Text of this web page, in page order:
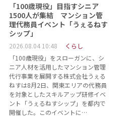
「100歳現役」目指すシニア
1500人が集結 マンション管
理代務員イベント「うぇるねす
シップ」
2026.08.04 10:48
くらし
「100歳現役」をスローガンに、シ
ニア人材を活用したマンション管理
代行事業を展開する株式会社うぇる
ねすは8月2日、関東エリアの代務員
を対象としたスキルアップ研修イベ
ント「うぇるねすシップ」を都内で
開催した。このイベントに…